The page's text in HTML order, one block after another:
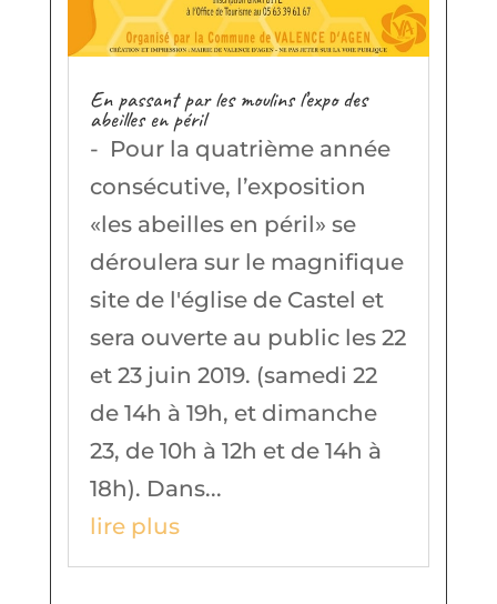
En passant par les moulins l’expo des
abeilles en péril
- Pour la quatrième année
consécutive, l’exposition
«les abeilles en péril» se
déroulera sur le magnifique
site de l'église de Castel et
sera ouverte au public les 22
et 23 juin 2019. (samedi 22
de 14h à 19h, et dimanche
23, de 10h à 12h et de 14h à
18h). Dans...
lire plus